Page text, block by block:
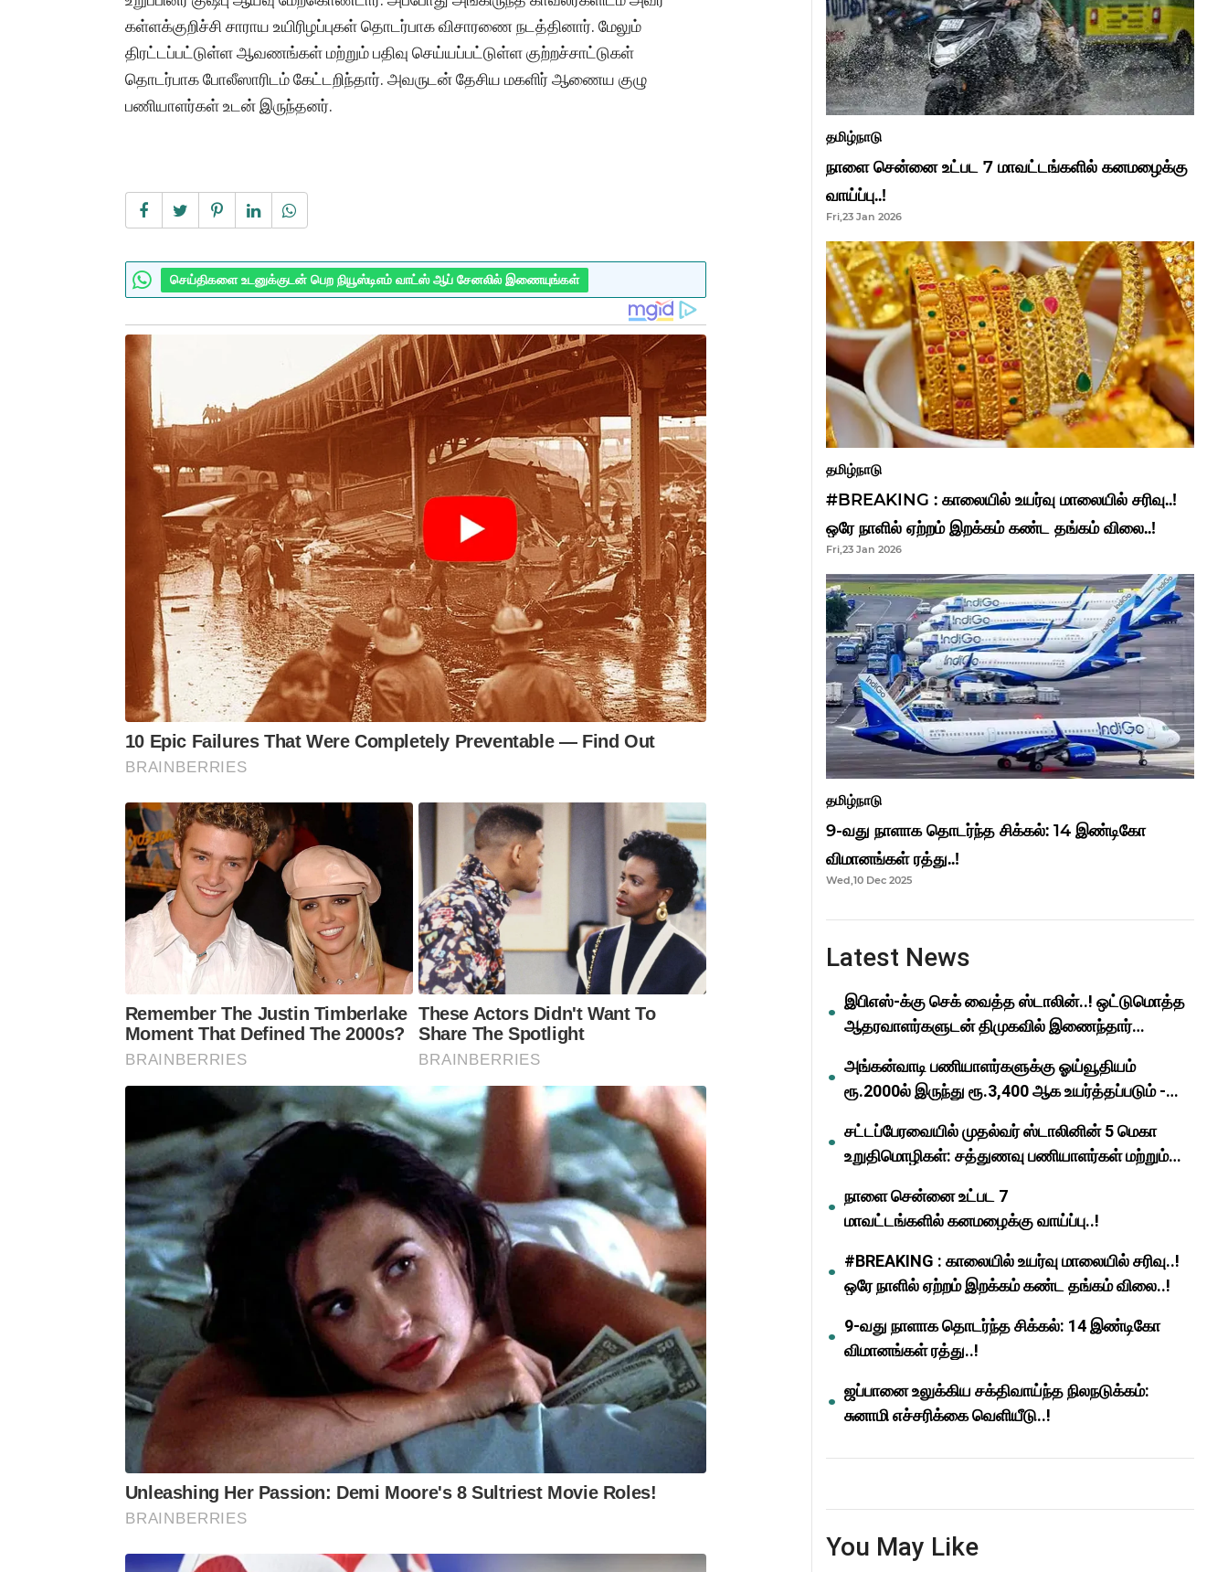
கள்ளக்குறிச்சி சாராய உயிரிழப்புகள் தொடர்பாக விசாரணை நடத்தினார். மேலும்
திரட்டப்பட்டுள்ள ஆவணங்கள் மற்றும் பதிவு செய்யப்பட்டுள்ள குற்றச்சாட்டுகள்
தொடர்பாக போலீஸாரிடம் கேட்டறிந்தார். அவருடன் தேசிய மகளிர் ஆணைய குழு
பணியாளர்கள் உடன் இருந்தனர்.
செய்திகளை உடனுக்குடன் பெற நியூஸ்டிஎம் வாட்ஸ் ஆப் சேனலில் இணையுங்கள்
தமிழ்நாடு
நாளை சென்னை உட்பட 7 மாவட்டங்களில் கனமழைக்கு
வாய்ப்பு..!
Fri,23 Jan 2026
தமிழ்நாடு
#BREAKING : காலையில் உயர்வு மாலையில் சரிவு..!
ஒரே நாளில் ஏற்றம் இறக்கம் கண்ட தங்கம் விலை..!
Fri,23 Jan 2026
தமிழ்நாடு
9-வது நாளாக தொடர்ந்த சிக்கல்: 14 இண்டிகோ
விமானங்கள் ரத்து..!
Wed,10 Dec 2025
Latest News
இபிஎஸ்-க்கு செக் வைத்த ஸ்டாலின்..! ஒட்டுமொத்த
ஆதரவாளர்களுடன் திமுகவில் இணைந்தார்
அங்கன்வாடி பணியாளர்களுக்கு ஓய்வூதியம்
ரூ.2000ல் இருந்து ரூ.3,400 ஆக உயர்த்தப்படும் -
சட்டப்பேரவையில் முதல்வர் ஸ்டாலினின் 5 மெகா
உறுதிமொழிகள்: சத்துணவு பணியாளர்கள் மற்றும்
நாளை சென்னை உட்பட 7
மாவட்டங்களில் கனமழைக்கு வாய்ப்பு..!
#BREAKING : காலையில் உயர்வு மாலையில் சரிவு..!
ஒரே நாளில் ஏற்றம் இறக்கம் கண்ட தங்கம் விலை..!
9-வது நாளாக தொடர்ந்த சிக்கல்: 14 இண்டிகோ
விமானங்கள் ரத்து..!
ஜப்பானை உலுக்கிய சக்திவாய்ந்த நிலநடுக்கம்:
சுனாமி எச்சரிக்கை வெளியீடு..!
You May Like